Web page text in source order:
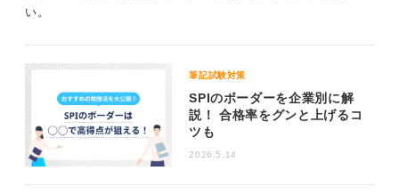
格となることは珍しくありません。
したがって、SPIの結果に不安を感じていても、最後ま
であきらめずに、自身のほかの強みを面接などでしっか
りとアピールすることが大切です。
0
い。
筆記試験対策
SPIのボーダーを企業別に解
説！ 合格率をグンと上げるコ
ツも
2026.5.14